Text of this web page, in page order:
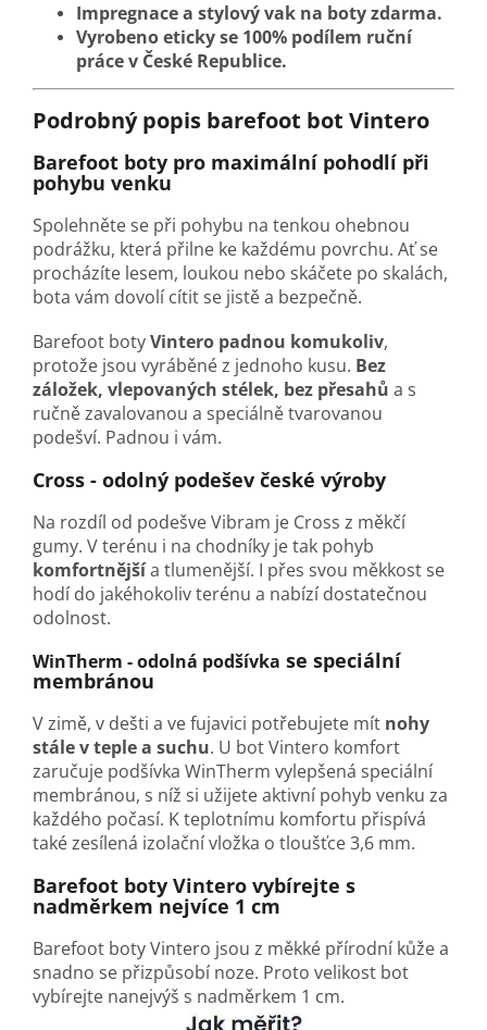
Impregnace a stylový vak na boty zdarma.
Vyrobeno eticky se 100% podílem ruční
práce v České Republice.
Podrobný popis barefoot bot Vintero
Barefoot boty pro maximální pohodlí při
pohybu venku
Spolehněte se při pohybu na tenkou ohebnou
podrážku, která přilne ke každému povrchu. Ať se
procházíte lesem, loukou nebo skáčete po skalách,
bota vám dovolí cítit se jistě a bezpečně.
Barefoot botyVintero padnou komukoliv,
protože jsou vyráběné z jednoho kusu. Bez
záložek, vlepovaných stélek, bez přesahů a s
ručně zavalovanou a speciálně tvarovanou
podešví. Padnou i vám.
Cross - odolný podešev české výroby
Na rozdíl od podešve Vibram je Cross z měkčí
gumy. V terénu i na chodníky je tak pohyb
komfortnějšía tlumenější. I přes svou měkkost se
hodí do jakéhokoliv terénu a nabízí dostatečnou
odolnost.
WinTherm - odolná podšívka se speciální
membránou
V zimě, v dešti a ve fujavici potřebujete mít nohy
stále v teple a suchu. U bot Vintero komfort
zaručuje podšívka WinTherm vylepšená speciální
membránou, s níž si užijete aktivní pohyb venku za
každého počasí. K teplotnímu komfortu přispívá
také zesílená izolační vložka o tloušťce 3,6 mm.
Barefoot boty Vintero vybírejte s
nadměrkem nejvíce 1 cm
Barefoot boty Vintero jsou z měkké přírodní kůže a
snadno se přizpůsobí noze. Proto velikost bot
vybírejte nanejvýš s nadměrkem 1 cm.